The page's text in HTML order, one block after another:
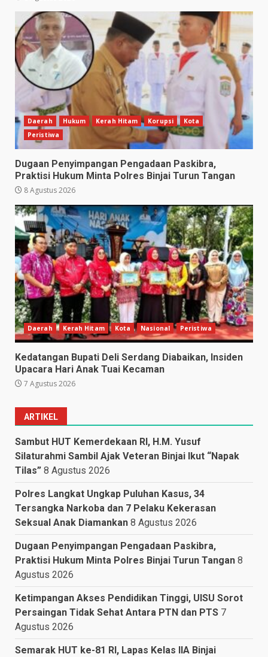
Daerah Hukum Kerah Hitam Korupsi
Kota
Peristiwa
Dugaan Penyimpangan Pengadaan Paskibra,
Praktisi Hukum Minta Polres Binjai Turun Tangan
8 Agustus 2026
Daerah Kerah Hitam Kota Nasional Peristiwa
Kedatangan Bupati Deli Serdang Diabaikan, Insiden
Upacara Hari Anak Tuai Kecaman
7 Agustus 2026
ARTIKEL
Sambut HUT Kemerdekaan RI, H.M. Yusuf
Silaturahmi Sambil Ajak Veteran Binjai Ikut “Napak
Tilas” 8 Agustus 2026
Polres Langkat Ungkap Puluhan Kasus, 34
Tersangka Narkoba dan 7 Pelaku Kekerasan
Seksual Anak Diamankan 8 Agustus 2026
Dugaan Penyimpangan Pengadaan Paskibra,
Praktisi Hukum Minta Polres Binjai Turun Tangan 8
Agustus 2026
Ketimpangan Akses Pendidikan Tinggi, UISU Sorot
Persaingan Tidak Sehat Antara PTN dan PTS 7
Agustus 2026
Semarak HUT ke-81 RI, Lapas Kelas IIA Binjai